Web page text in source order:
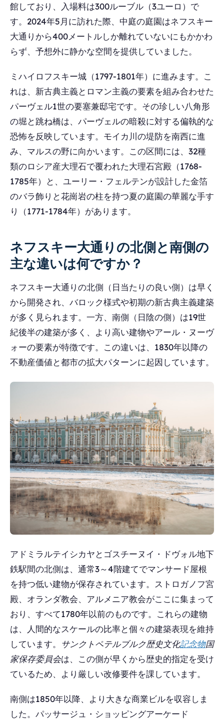
館しており、入場料は300ルーブル（3ユーロ）で
す。2024年5月に訪れた際、中庭の庭園はネフスキー
大通りから400メートルしか離れていないにもかかわ
らず、予想外に静かな空間を提供していました。
ミハイロフスキー城（1797-1801年）に進みます。こ
れは、新古典主義とロマン主義の要素を組み合わせた
パーヴェル1世の要塞兼邸宅です。その珍しい八角形
の堀と跳ね橋は、パーヴェルの暗殺に対する偏執的な
恐怖を反映しています。モイカ川の堤防を南西に進
み、マルスの野に向かいます。この区間には、32種
類のロシア産大理石で覆われた大理石宮殿（1768-
1785年）と、ユーリー・フェルテンが設計した金箔
のバラ飾りと花崗岩の柱を持つ夏の庭園の華麗な手す
り（1771-1784年）があります。
ネフスキー大通りの北側と南側の
主な違いは何ですか？
ネフスキー大通りの北側（日当たりの良い側）は早く
から開発され、バロック様式や初期の新古典主義建築
が多く見られます。一方、南側（日陰の側）は19世
紀後半の建築が多く、より高い建物やアール・ヌーヴ
ォーの要素が特徴です。この違いは、1830年以降の
不動産価値と都市の拡大パターンに起因しています。
アドミラルテイシカヤとゴスチーヌイ・ドヴォル地下
鉄駅間の北側は、通常3～4階建てでマンサード屋根
を持つ低い建物が保存されています。ストロガノフ宮
殿、オランダ教会、アルメニア教会がここに集まって
おり、すべて1780年以前のものです。これらの建物
は、人間的なスケールの比率と個々の建築表現を維持
しています。 サンクトペテルブルク歴史文化記念物国
家保存委員会は、この側が早くから歴史的指定を受け
ているため、より厳しい改修要件を課しています。
南側は1850年以降、より大きな商業ビルを収容しま
した。パッサージュ・ショッピングアーケード